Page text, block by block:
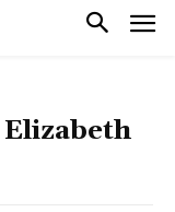
Elizabeth